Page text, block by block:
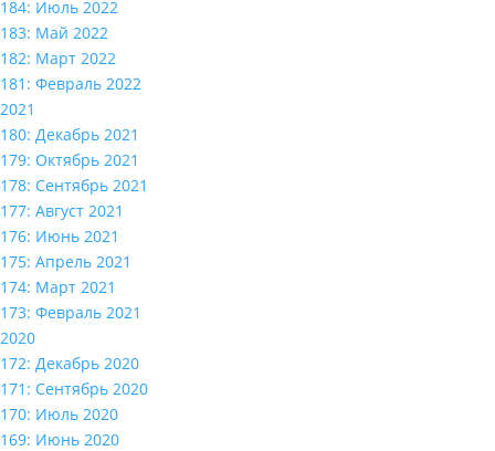
184: Июль 2022
183: Май 2022
182: Март 2022
181: Февраль 2022
2021
180: Декабрь 2021
179: Октябрь 2021
178: Сентябрь 2021
177: Август 2021
176: Июнь 2021
175: Апрель 2021
174: Март 2021
173: Февраль 2021
2020
172: Декабрь 2020
171: Сентябрь 2020
170: Июль 2020
169: Июнь 2020